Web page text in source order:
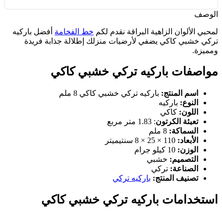
الوصف
لمحبي الألوان الزاهية البراقة نقدم لكم خط الفخامة أفضل باركيه
تركي خشبي كاكي يضفي لأرضيات منزلك إطلالة جذابة فريدة
ومميزة.
مواصفات باركيه تركي خشبي كاكي
اسم المنتج: باركيه تركي خشبي كاكي 8 ملم
النوع: باركيه
اللون: كاكي
تعبئة الكرتون: 1.83 متر مربع
السماكة: 8 ملم
الأبعاد:
الوزن:
التصميم: خشبي
الصناعة: تركي
تصنيف المنتج: باركيه تركي
استخدامات باركيه تركي خشبي كاكي